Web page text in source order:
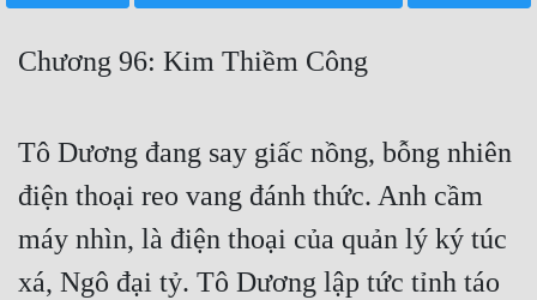
Hậu Cung
Truyện ngắn
Chương 96: Kim Thiềm Công
Tô Dương đang say giấc nồng, bỗng nhiên
điện thoại reo vang đánh thức. Anh cầm
máy nhìn, là điện thoại của quản lý ký túc
xá, Ngô đại tỷ. Tô Dương lập tức tỉnh táo